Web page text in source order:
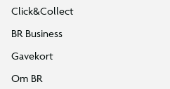
Click&Collect
BR Business
Gavekort
Om BR